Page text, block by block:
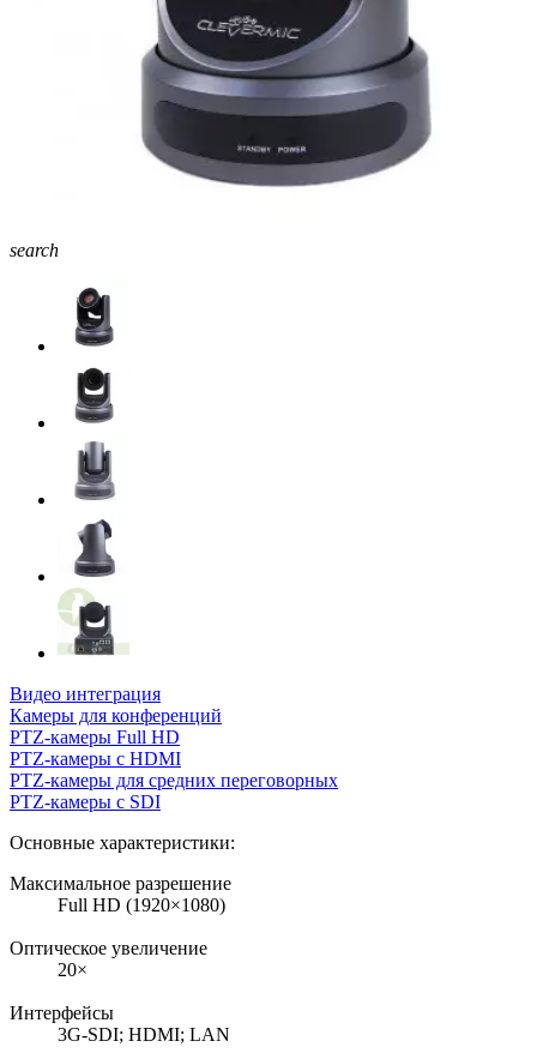
search
Видео интеграция
Камеры для конференций
PTZ-камеры Full HD
PTZ-камеры с HDMI
PTZ-камеры для средних переговорных
PTZ-камеры с SDI
Основные характеристики:
Максимальное разрешение
Full HD (1920×1080)
Оптическое увеличение
20×
Интерфейсы
3G-SDI; HDMI; LAN